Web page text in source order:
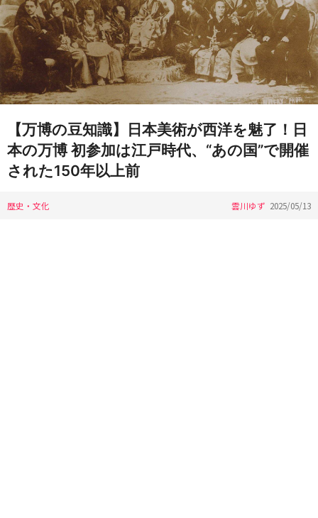
【万博の豆知識】日本美術が西洋を魅了！日
本の万博 初参加は江戸時代、“あの国”で開催
された150年以上前
歴史・文化 雲川ゆず 2025/05/13